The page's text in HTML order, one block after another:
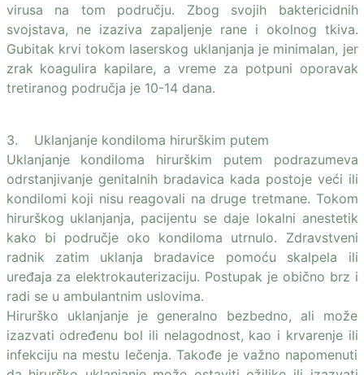
virusa na tom području. Zbog svojih baktericidnih
svojstava, ne izaziva zapaljenje rane i okolnog tkiva.
Gubitak krvi tokom laserskog uklanjanja je minimalan, jer
zrak koagulira kapilare, a vreme za potpuni oporavak
tretiranog područja je 10-14 dana.
3. Uklanjanje kondiloma hirurškim putem
Uklanjanje kondiloma hirurškim putem podrazumeva
odrstanjivanje genitalnih bradavica kada postoje veći ili
kondilomi koji nisu reagovali na druge tretmane. Tokom
hirurškog uklanjanja, pacijentu se daje lokalni anestetik
kako bi područje oko kondiloma utrnulo. Zdravstveni
radnik zatim uklanja bradavice pomoću skalpela ili
uređaja za elektrokauterizaciju. Postupak je obično brz i
radi se u ambulantnim uslovima.
Hirurško uklanjanje je generalno bezbedno, ali može
izazvati određenu bol ili nelagodnost, kao i krvarenje ili
infekciju na mestu lečenja. Takođe je važno napomenuti